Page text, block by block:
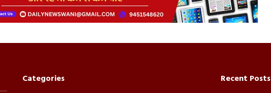
Categories Recent Posts